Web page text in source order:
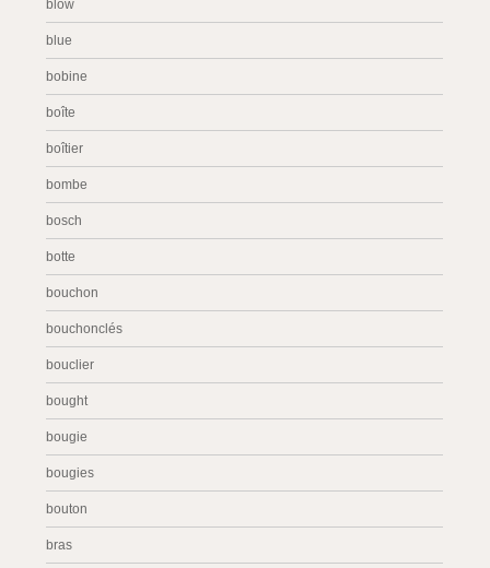
blow
blue
bobine
boîte
boîtier
bombe
bosch
botte
bouchon
bouchonclés
bouclier
bought
bougie
bougies
bouton
bras